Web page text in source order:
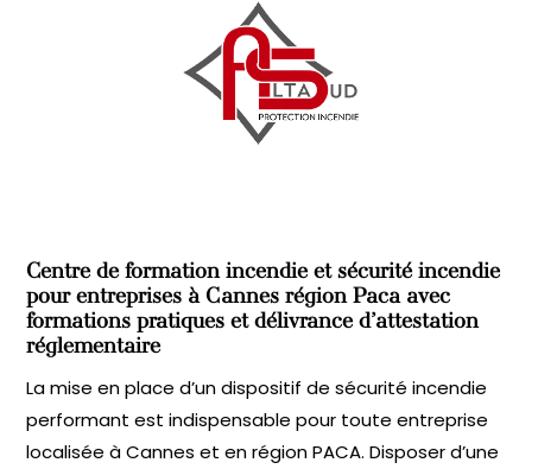
Centre de formation incendie et sécurité incendie
pour entreprises à Cannes région Paca avec
formations pratiques et délivrance d’attestation
réglementaire
La mise en place d’un dispositif de sécurité incendie
performant est indispensable pour toute entreprise
localisée à Cannes et en région PACA. Disposer d’une